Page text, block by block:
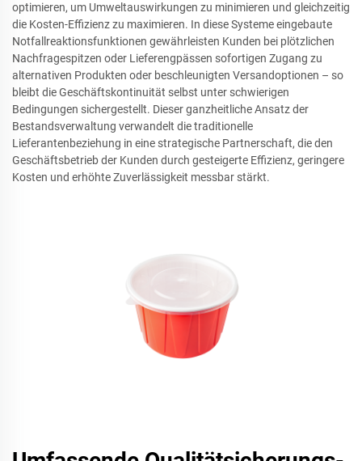
optimieren, um Umweltauswirkungen zu minimieren und gleichzeitig
die Kosten-Effizienz zu maximieren. In diese Systeme eingebaute
Notfallreaktionsfunktionen gewährleisten Kunden bei plötzlichen
Nachfragespitzen oder Lieferengpässen sofortigen Zugang zu
alternativen Produkten oder beschleunigten Versandoptionen – so
bleibt die Geschäftskontinuität selbst unter schwierigen
Bedingungen sichergestellt. Dieser ganzheitliche Ansatz der
Bestandsverwaltung verwandelt die traditionelle
Lieferantenbeziehung in eine strategische Partnerschaft, die den
Geschäftsbetrieb der Kunden durch gesteigerte Effizienz, geringere
Kosten und erhöhte Zuverlässigkeit messbar stärkt.